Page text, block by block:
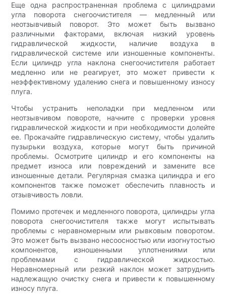
Еще одна распространенная проблема с цилиндрами
угла поворота снегоочистителя — медленный или
неотзывчивый поворот. Это может быть вызвано
различными факторами, включая низкий уровень
гидравлической жидкости, наличие воздуха в
гидравлической системе или изношенные компоненты.
Если цилиндр угла наклона снегоочистителя работает
медленно или не реагирует, это может привести к
неэффективному удалению снега и повышенному износу
плуга.
Чтобы устранить неполадки при медленном или
неотзывчивом повороте, начните с проверки уровня
гидравлической жидкости и при необходимости долейте
ее. Прокачайте гидравлическую систему, чтобы удалить
пузырьки воздуха, которые могут быть причиной
проблемы. Осмотрите цилиндр и его компоненты на
предмет износа или повреждений и замените все
изношенные детали. Регулярная смазка цилиндра и его
компонентов также поможет обеспечить плавность и
отзывчивость ловли.
Помимо протечек и медленного поворота, цилиндры угла
поворота снегоочистителя также могут испытывать
проблемы с неравномерным или рывковым поворотом.
Это может быть вызвано несоосностью или изогнутостью
компонентов, изношенными уплотнениями или
проблемами с гидравлической жидкостью.
Неравномерный или резкий наклон может затруднить
надлежащую очистку снега и привести к повышенному
износу плуга.